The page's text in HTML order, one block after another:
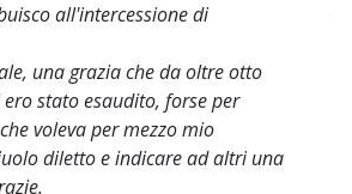
all'intercessione di
una grazia che da oltre otto
stato esaudito, forse per
voleva per mezzo mio
diletto e indicare ad altri una